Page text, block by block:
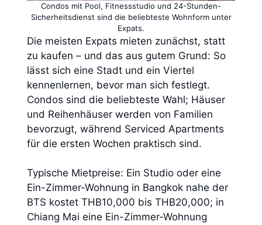
Condos mit Pool, Fitnessstudio und 24-Stunden-
Sicherheitsdienst sind die beliebteste Wohnform unter
Expats.
Die meisten Expats mieten zunächst, statt
zu kaufen – und das aus gutem Grund: So
lässt sich eine Stadt und ein Viertel
kennenlernen, bevor man sich festlegt.
Condos sind die beliebteste Wahl; Häuser
und Reihenhäuser werden von Familien
bevorzugt, während Serviced Apartments
für die ersten Wochen praktisch sind.
Typische Mietpreise: Ein Studio oder eine
Ein-Zimmer-Wohnung in Bangkok nahe der
BTS kostet THB10,000 bis THB20,000; in
Chiang Mai eine Ein-Zimmer-Wohnung